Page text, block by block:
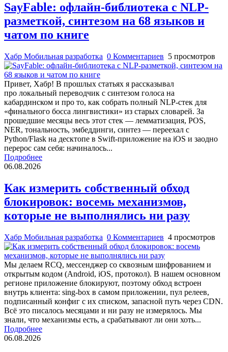
SayFable: офлайн-библиотека с NLP-
разметкой, синтезом на 68 языков и
чатом по книге
Хабр Мобильная разработка 0 Комментариев 5 просмотров
Привет, Хабр! В прошлых статьях я рассказывал
про локальный переводчик с синтезом голоса на
кабардинском и про то, как собрать полный NLP-стек для
«финального босса лингвистики» из старых словарей. За
прошедшие месяцы весь этот стек — лемматизация, POS,
NER, тональность, эмбеддинги, синтез — переехал с
Python/Flask на десктопе в Swift-приложение на iOS и заодно
перерос сам себя: начиналось...
Подробнее
06.08.2026
Как измерить собственный обход
блокировок: восемь механизмов,
которые не выполнялись ни разу
Хабр Мобильная разработка 0 Комментариев 4 просмотров
Мы делаем RCQ, мессенджер со сквозным шифрованием и
открытым кодом (Android, iOS, протокол). В нашем основном
регионе приложение блокируют, поэтому обход встроен
внутрь клиента: sing-box в самом приложении, пул релеев,
подписанный конфиг с их списком, запасной путь через CDN.
Всё это писалось месяцами и ни разу не измерялось. Мы
знали, что механизмы есть, а срабатывают ли они хоть...
Подробнее
06.08.2026